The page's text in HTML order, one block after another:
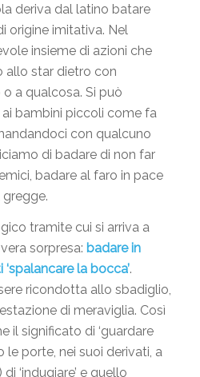
deriva dal latino batare
origine imitativa. Nel
insieme di azioni che
allo star dietro con
a qualcosa. Si può
bambini piccoli come fa
con qualcuno
di badare di non far
badare al faro in pace
tramite cui si arriva a
sorpresa: badare in
la bocca’.
ricondotta allo sbadiglio,
di meraviglia. Così
il significato di ‘guardare
le porte, nei suoi derivati, a
‘indugiare’ e quello